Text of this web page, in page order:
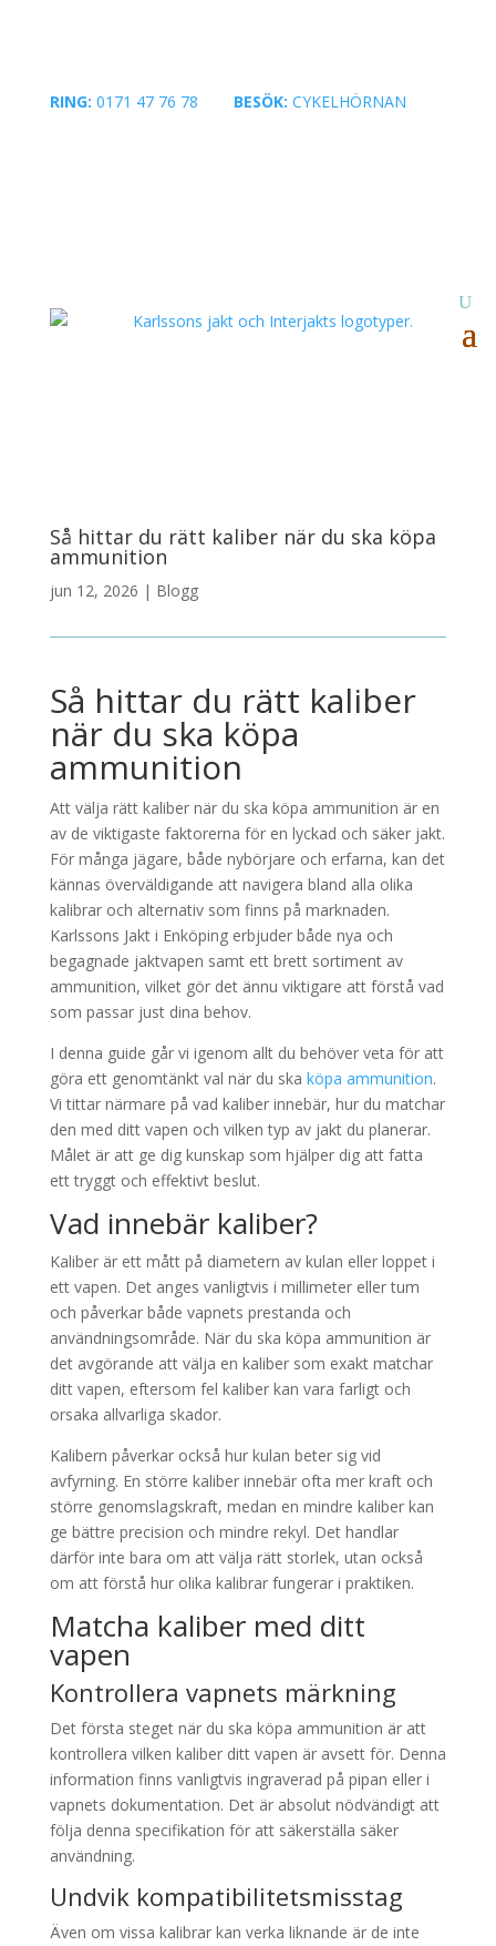
RING: 0171 47 76 78 BESÖK: CYKELHÖRNAN
Så hittar du rätt kaliber när du ska köpa
ammunition
jun 12, 2026 | Blogg
Så hittar du rätt kaliber
när du ska köpa
ammunition
Att välja rätt kaliber när du ska köpa ammunition är en
av de viktigaste faktorerna för en lyckad och säker jakt.
För många jägare, både nybörjare och erfarna, kan det
kännas överväldigande att navigera bland alla olika
kalibrar och alternativ som finns på marknaden.
Karlssons Jakt i Enköping erbjuder både nya och
begagnade jaktvapen samt ett brett sortiment av
ammunition, vilket gör det ännu viktigare att förstå vad
som passar just dina behov.
I denna guide går vi igenom allt du behöver veta för att
göra ett genomtänkt val när du ska köpa ammunition.
Vi tittar närmare på vad kaliber innebär, hur du matchar
den med ditt vapen och vilken typ av jakt du planerar.
Målet är att ge dig kunskap som hjälper dig att fatta
ett tryggt och effektivt beslut.
Vad innebär kaliber?
Kaliber är ett mått på diametern av kulan eller loppet i
ett vapen. Det anges vanligtvis i millimeter eller tum
och påverkar både vapnets prestanda och
användningsområde. När du ska köpa ammunition är
det avgörande att välja en kaliber som exakt matchar
ditt vapen, eftersom fel kaliber kan vara farligt och
orsaka allvarliga skador.
Kalibern påverkar också hur kulan beter sig vid
avfyrning. En större kaliber innebär ofta mer kraft och
större genomslagskraft, medan en mindre kaliber kan
ge bättre precision och mindre rekyl. Det handlar
därför inte bara om att välja rätt storlek, utan också
om att förstå hur olika kalibrar fungerar i praktiken.
Matcha kaliber med ditt
vapen
Kontrollera vapnets märkning
Det första steget när du ska köpa ammunition är att
kontrollera vilken kaliber ditt vapen är avsett för. Denna
information finns vanligtvis ingraverad på pipan eller i
vapnets dokumentation. Det är absolut nödvändigt att
följa denna specifikation för att säkerställa säker
användning.
Undvik kompatibilitetsmisstag
Även om vissa kalibrar kan verka liknande är de inte